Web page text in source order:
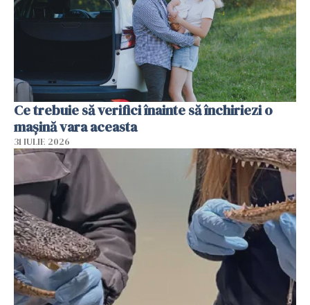
Ce trebuie să verifici înainte să închiriezi o
mașină vara aceasta
31 IULIE 2026